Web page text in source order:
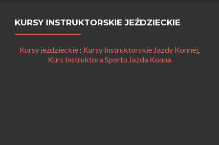
KURSY INSTRUKTORSKIE JEŹDZIECKIE
Kursy jeździeckie : Kursy Instruktorskie Jazdy Konnej,
Kurs Instruktora Sportu Jazda Konna